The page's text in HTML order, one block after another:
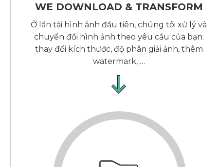
WE DOWNLOAD & TRANSFORM
Ở lần tải hình ảnh đầu tiên, chúng tôi xử lý và
chuyển đổi hình ảnh theo yêu cầu của bạn:
thay đổi kích thước, độ phân giải ảnh, thêm
watermark, …